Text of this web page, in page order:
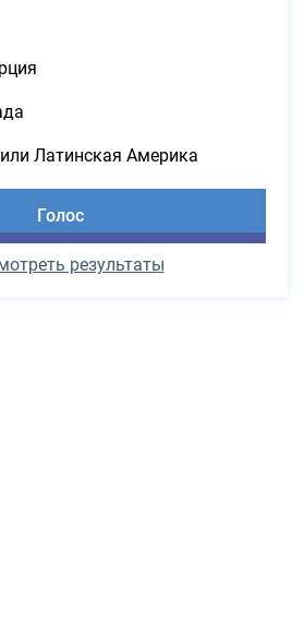
Латинская Америка
результаты